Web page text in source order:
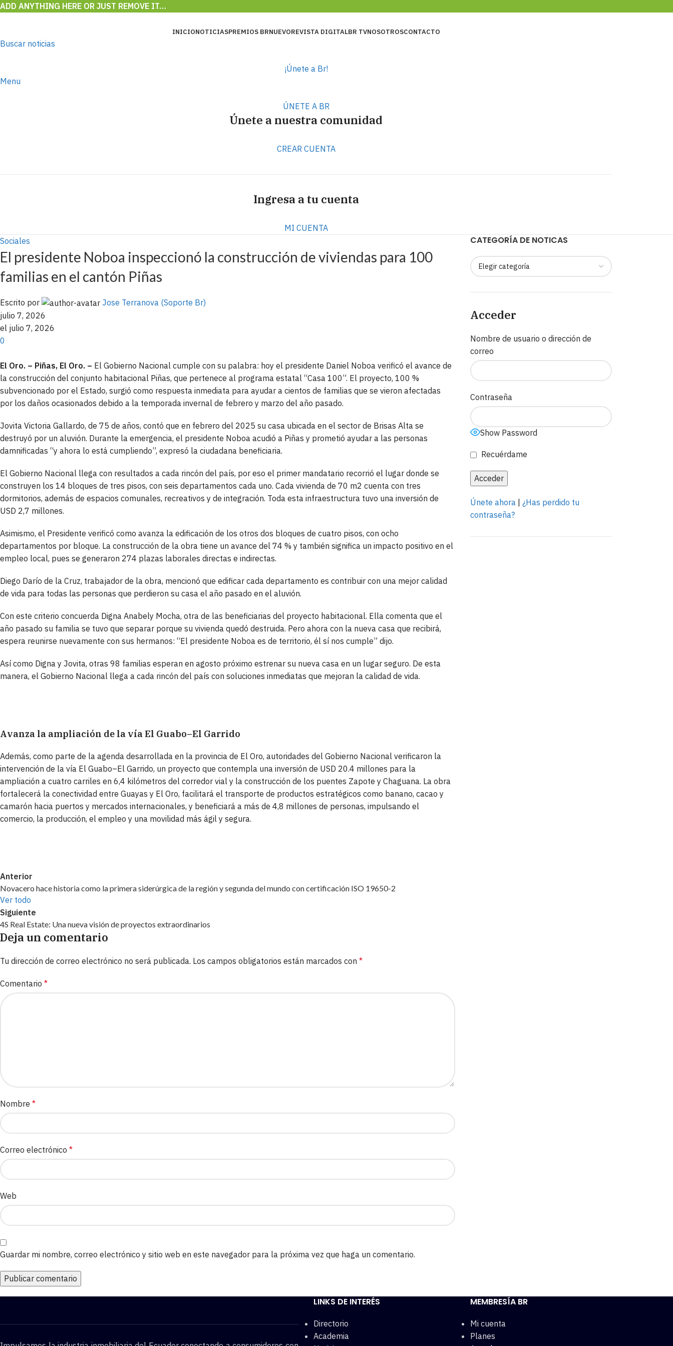
ADD ANYTHING HERE OR JUST REMOVE IT…
INICIONOTICIASPREMIOS BRNUEVOREVISTA DIGITALBR TVNOSOTROSCONTACTO
Buscar noticias
¡Únete a Br!
Menu
ÚNETE A BR
Únete a nuestra comunidad
CREAR CUENTA
Ingresa a tu cuenta
MI CUENTA
Sociales
El presidente Noboa inspeccionó la construcción de viviendas para 100
familias en el cantón Piñas
Escrito por
Jose Terranova (Soporte Br)
julio 7, 2026
el julio 7, 2026
0
El Oro. – Piñas, El Oro. – El Gobierno Nacional cumple con su palabra: hoy el presidente Daniel Noboa verificó el avance de
la construcción del conjunto habitacional Piñas, que pertenece al programa estatal “Casa 100”. El proyecto, 100 %
subvencionado por el Estado, surgió como respuesta inmediata para ayudar a cientos de familias que se vieron afectadas
por los daños ocasionados debido a la temporada invernal de febrero y marzo del año pasado.
Jovita Victoria Gallardo, de 75 de años, contó que en febrero del 2025 su casa ubicada en el sector de Brisas Alta se
destruyó por un aluvión. Durante la emergencia, el presidente Noboa acudió a Piñas y prometió ayudar a las personas
damnificadas “y ahora lo está cumpliendo”, expresó la ciudadana beneficiaria.
El Gobierno Nacional llega con resultados a cada rincón del país, por eso el primer mandatario recorrió el lugar donde se
construyen los 14 bloques de tres pisos, con seis departamentos cada uno. Cada vivienda de 70 m2 cuenta con tres
dormitorios, además de espacios comunales, recreativos y de integración. Toda esta infraestructura tuvo una inversión de
USD 2,7 millones.
Asimismo, el Presidente verificó como avanza la edificación de los otros dos bloques de cuatro pisos, con ocho
departamentos por bloque. La construcción de la obra tiene un avance del 74 % y también significa un impacto positivo en el
empleo local, pues se generaron 274 plazas laborales directas e indirectas.
Diego Darío de la Cruz, trabajador de la obra, mencionó que edificar cada departamento es contribuir con una mejor calidad
de vida para todas las personas que perdieron su casa el año pasado en el aluvión.
Con este criterio concuerda Digna Anabely Mocha, otra de las beneficiarias del proyecto habitacional. Ella comenta que el
año pasado su familia se tuvo que separar porque su vivienda quedó destruida. Pero ahora con la nueva casa que recibirá,
espera reunirse nuevamente con sus hermanos: “El presidente Noboa es de territorio, él sí nos cumple” dijo.
Así como Digna y Jovita, otras 98 familias esperan en agosto próximo estrenar su nueva casa en un lugar seguro. De esta
manera, el Gobierno Nacional llega a cada rincón del país con soluciones inmediatas que mejoran la calidad de vida.
Avanza la ampliación de la vía El Guabo–El Garrido
Además, como parte de la agenda desarrollada en la provincia de El Oro, autoridades del Gobierno Nacional verificaron la
intervención de la vía El Guabo–El Garrido, un proyecto que contempla una inversión de USD 20.4 millones para la
ampliación a cuatro carriles en 6,4 kilómetros del corredor vial y la construcción de los puentes Zapote y Chaguana. La obra
fortalecerá la conectividad entre Guayas y El Oro, facilitará el transporte de productos estratégicos como banano, cacao y
camarón hacia puertos y mercados internacionales, y beneficiará a más de 4,8 millones de personas, impulsando el
comercio, la producción, el empleo y una movilidad más ágil y segura.
Anterior
Novacero hace historia como la primera siderúrgica de la región y segunda del mundo con certificación ISO 19650-2
Ver todo
Siguiente
4S Real Estate: Una nueva visión de proyectos extraordinarios
Deja un comentario
Tu dirección de correo electrónico no será publicada. Los campos obligatorios están marcados con *
Comentario *
Nombre *
Correo electrónico *
Web
Guardar mi nombre, correo electrónico y sitio web en este navegador para la próxima vez que haga un comentario.
CATEGORÍA DE NOTICAS
Acceder
Nombre de usuario o dirección de
correo
Contraseña
Show Password
Recuérdame
Únete ahora | ¿Has perdido tu
contraseña?
LINKS DE INTERÉS
Directorio
Academia
MEMBRESÍA BR
Mi cuenta
Planes